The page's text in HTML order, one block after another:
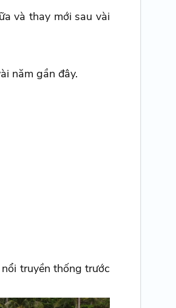
và thay mới sau vài
năm gần đây.
truyền thống trước